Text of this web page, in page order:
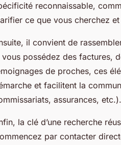
reconnaissable,
ce que vous cherchez
il convient de
vous possédez des factures,
de proches, ces
et facilitent la
assurances, etc.).
la clé d’une recherche
par contacter